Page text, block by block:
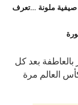
صيفية ملونة …تعرف
بعد كل
العالم مرة